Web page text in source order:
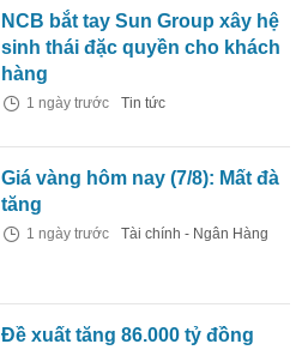
NCB bắt tay Sun Group xây hệ
sinh thái đặc quyền cho khách
hàng
1 ngày trước Tin tức
Giá vàng hôm nay (7/8): Mất đà
tăng
1 ngày trước Tài chính - Ngân Hàng
Đề xuất tăng 86.000 tỷ đồng